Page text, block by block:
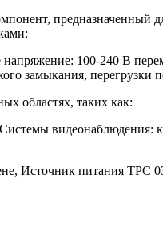
предназначенный
100-240 В
замыкания, перегрузки
областях, таких как:
Источник питания